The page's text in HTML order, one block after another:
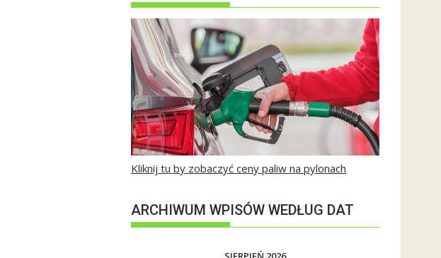
Kliknij tu by zobaczyć ceny paliw na pylonach
ARCHIWUM WPISÓW WEDŁUG DAT